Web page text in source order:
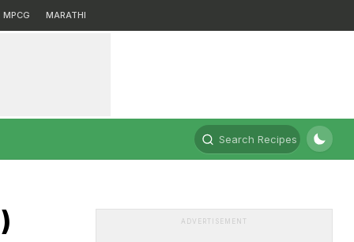
MPCG MARATHI
Search Recipes
ADVERTISEMENT